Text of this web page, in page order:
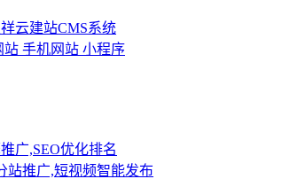
云建站CMS系统
站 手机网站 小程序
广,SEO优化排名
站推广,短视频智能发布